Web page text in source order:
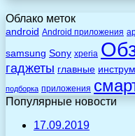
Облако меток
android Android приложения
samsung Sony xperia
гаджеты главные
подборка приложения
Популярные новости
17.09.2019